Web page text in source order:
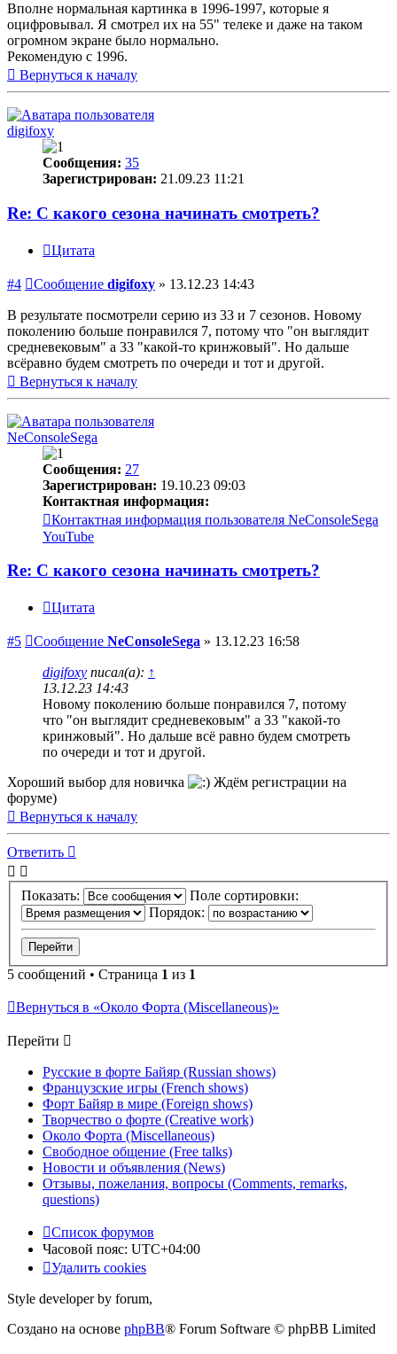
Вполне нормальная картинка в 1996-1997, которые я
оцифровывал. Я смотрел их на 55" телеке и даже на таком
огромном экране было нормально.
Рекомендую с 1996.
Вернуться к началу
digifoxy
Сообщения: 35
Зарегистрирован: 21.09.23 11:21
Re: С какого сезона начинать смотреть?
Цитата
#4 Сообщение digifoxy » 13.12.23 14:43
В результате посмотрели серию из 33 и 7 сезонов. Новому
поколению больше понравился 7, потому что "он выглядит
средневековым" а 33 "какой-то кринжовый". Но дальше
всёравно будем смотреть по очереди и тот и другой.
Вернуться к началу
NeConsoleSega
Сообщения: 27
Зарегистрирован: 19.10.23 09:03
Контактная информация:
Контактная информация пользователя NeConsoleSega
YouTube
Re: С какого сезона начинать смотреть?
Цитата
#5 Сообщение NeConsoleSega » 13.12.23 16:58
digifoxy писал(а): ↑
13.12.23 14:43
Новому поколению больше понравился 7, потому
что "он выглядит средневековым" а 33 "какой-то
кринжовый". Но дальше всё равно будем смотреть
по очереди и тот и другой.
Хороший выбор для новичка
Ждём регистрации на
форуме)
Вернуться к началу
Ответить
Показать:
Поле сортировки:
Порядок:
5 сообщений • Страница 1 из 1
Вернуться в «Около Форта (Miscellaneous)»
Перейти
Русские в форте Байяр (Russian shows)
Французские игры (French shows)
Форт Байяр в мире (Foreign shows)
Творчество о форте (Creative work)
Около Форта (Miscellaneous)
Свободное общение (Free talks)
Новости и объявления (News)
Отзывы, пожелания, вопросы (Comments, remarks,
questions)
Список форумов
Часовой пояс: UTC+04:00
Удалить cookies
Style developer by forum,
Создано на основе phpBB® Forum Software © phpBB Limited